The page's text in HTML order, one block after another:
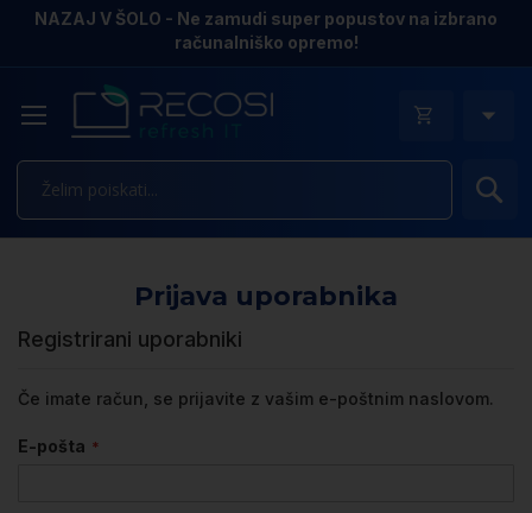
NAZAJ V ŠOLO - Ne zamudi super popustov na izbrano
računalniško opremo!
Prijava uporabnika
Registrirani uporabniki
Če imate račun, se prijavite z vašim e-poštnim naslovom.
E-pošta